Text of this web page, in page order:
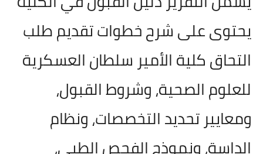
يحتوى على شرح خطوات تقديم طلب
التحاق كلية الأمير سلطان العسكرية
للعلوم الصحية، وشروط القبول،
ومعايير تحديد التخصصات، ونظام
الداسة، ونموذج الفحص الطبي،